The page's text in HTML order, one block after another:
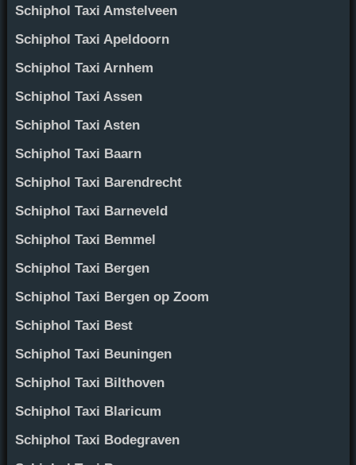
Schiphol Taxi Amstelveen
Schiphol Taxi Apeldoorn
Schiphol Taxi Arnhem
Schiphol Taxi Assen
Schiphol Taxi Asten
Schiphol Taxi Baarn
Schiphol Taxi Barendrecht
Schiphol Taxi Barneveld
Schiphol Taxi Bemmel
Schiphol Taxi Bergen
Schiphol Taxi Bergen op Zoom
Schiphol Taxi Best
Schiphol Taxi Beuningen
Schiphol Taxi Bilthoven
Schiphol Taxi Blaricum
Schiphol Taxi Bodegraven